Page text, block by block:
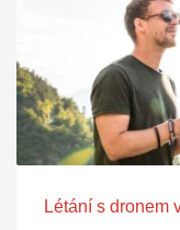
Létání s dronem